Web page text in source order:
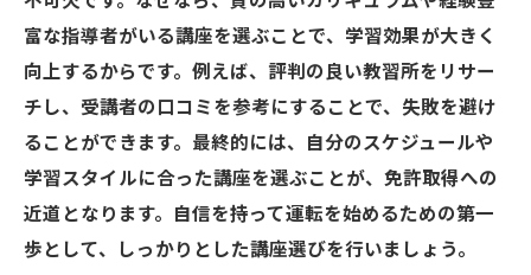
富な指導者がいる講座を選ぶことで、学習効果が大きく
向上するからです。例えば、評判の良い教習所をリサー
チし、受講者の口コミを参考にすることで、失敗を避け
ることができます。最終的には、自分のスケジュールや
学習スタイルに合った講座を選ぶことが、免許取得への
近道となります。自信を持って運転を始めるための第一
歩として、しっかりとした講座選びを行いましょう。